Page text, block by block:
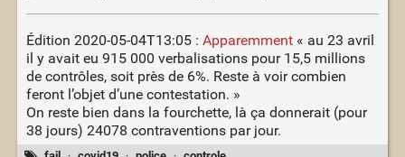
Édition 2020-05-04T13:05 : Apparemment« au 23 avril
il y avait eu 915 000 verbalisations pour 15,5 millions
de contrôles, soit près de 6%. Reste à voir combien
feront l’objet d’une contestation. »
On reste bien dans la fourchette, là ça donnerait (pour
38 jours) 24078 contraventions par jour.